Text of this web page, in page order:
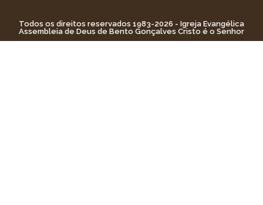
Todos os direitos reservados 1983-2026 - Igreja Evangélica
Assembleia de Deus de Bento Gonçalves Cristo é o Senhor